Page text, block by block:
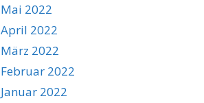
Mai 2022
April 2022
März 2022
Februar 2022
Januar 2022